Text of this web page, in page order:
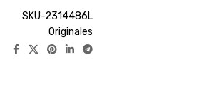
SKU-2314486L
Originales